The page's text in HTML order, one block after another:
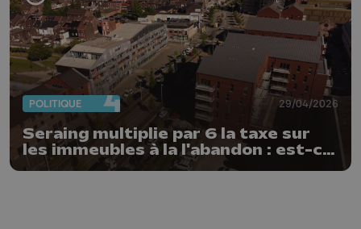
POLITIQUE 29/04/2026
Seraing multiplie par 6 la taxe sur
les immeubles à la l'abandon : est-ce
un succès ?